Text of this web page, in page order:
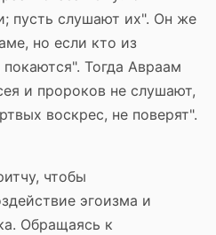
пусть слушают их". Он же
но если кто из
Тогда Авраам
и пророков не слушают,
воскрес, не поверят".
чтобы
эгоизма и
Обращаясь к